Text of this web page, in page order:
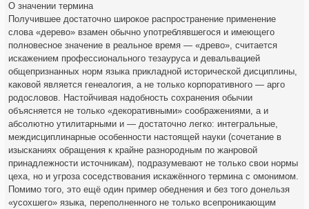
О значении термина
Получившее достаточно широкое распространение применение
слова «дерево» взамен обычно употреблявшегося и имеющего
полновесное значение в реальное время — «древо», считается
искажением профессионального тезауруса и девальвацией
общепризнанных норм языка прикладной исторической дисциплины,
каковой является генеалогия, а не только корпоративного — арго
родословов. Настойчивая надобность сохранения обычии
объясняется не только «декоративными» соображениями, а и
абсолютно утилитарными и — достаточно легко: интегральные,
междисциплинарные особенности настоящей науки (сочетание в
изысканиях обращения к крайне разнородным по жанровой
принадлежности источникам), подразумевают не только свои нормы
цеха, но и угроза соседствования искажённого термина с омонимом.
Помимо того, это ещё один пример обеднения и без того донельзя
«усохшего» языка, переполненного не только всепроникающим